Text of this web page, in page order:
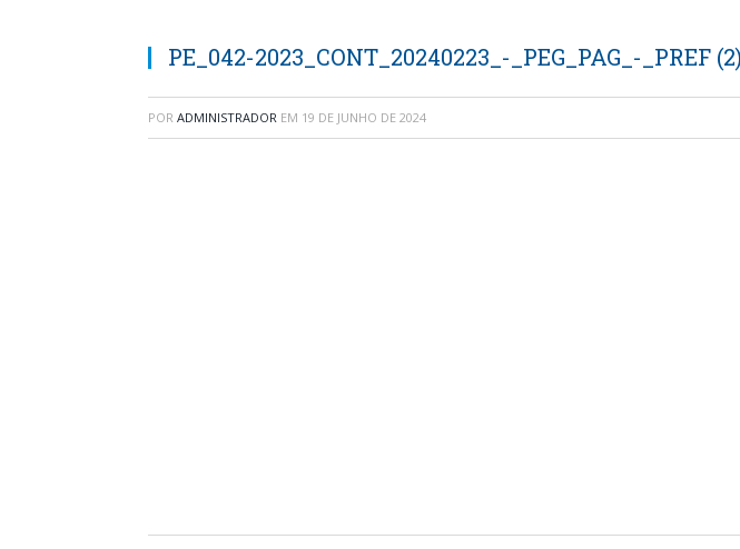
PE_042-2023_CONT_20240223_-_PEG_PAG_-_PREF (2)
POR ADMINISTRADOR EM 19 DE JUNHO DE 2024